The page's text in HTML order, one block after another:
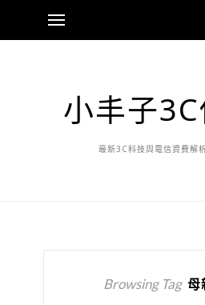
小丰子
最新3C科技與電信資費解
Browsing Tag 母